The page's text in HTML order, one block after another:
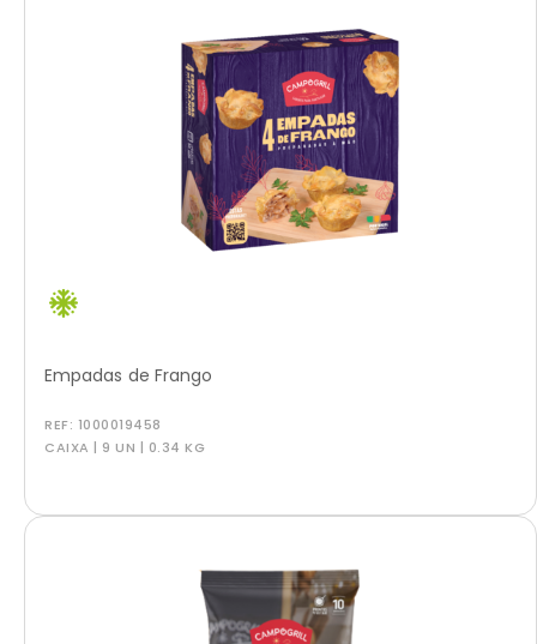
Empadas de Frango
REF: 1000019458
CAIXA | 9 UN | 0.34 KG